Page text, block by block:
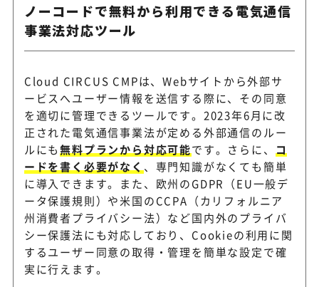
ノーコードで無料から利用できる電気通信
事業法対応ツール
Cloud CIRCUS CMPは、Webサイトから外部サ
ービスへユーザー情報を送信する際に、その同意
を適切に管理できるツールです。2023年6月に改
正された電気通信事業法が定める外部通信のルー
ルにも無料プランから対応可能です。さらに、
コ
ードを書く必要がなく 、専門知識がなくても簡単
に導入できます。また、欧州のGDPR（EU一般デ
ータ保護規則）や米国のCCPA（カリフォルニア
州消費者プライバシー法）など国内外のプライバ
シー保護法にも対応しており、Cookieの利用に関
するユーザー同意の取得・管理を簡単な設定で確
実に行えます。